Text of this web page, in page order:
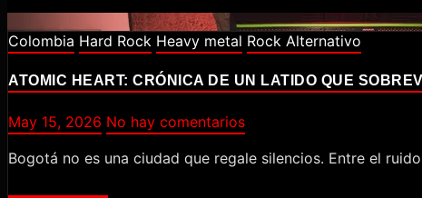
Colombia Hard Rock Heavy metal Rock Alternativo
ATOMIC HEART: CRÓNICA DE UN LATIDO QUE
May 15, 2026 No hay comentarios
Bogotá no es una ciudad que regale silencios. Entre el